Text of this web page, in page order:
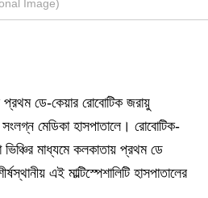
Image)
ডে-কেয়ার রোবোটিক জরায়ু
সংলগ্ন মেডিকা হাসপাতালে। রোবোটিক-
ভিঞ্চির মাধ্যমে কলকাতায় প্রথম ডে
এই মাল্টিস্পেশালিটি হাসপাতালের